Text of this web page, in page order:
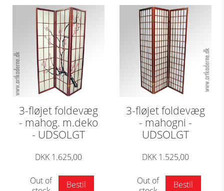
3-fløjet foldevæg
- mahog. m.deko
- UDSOLGT
DKK 1.625,00
Out of
Bestil
3-fløjet foldevæg
- mahogni -
UDSOLGT
DKK 1.525,00
Out of
Bestil